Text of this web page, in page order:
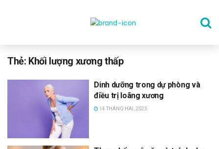
DINH DƯỠNG
Thẻ: Khối lượng xương thấp
Dinh dưỡng trong dự phòng và
điều trị loãng xương
14 THÁNG HAI, 2023